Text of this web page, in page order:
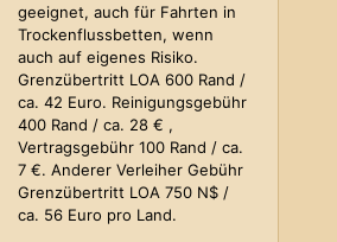
geeignet, auch für Fahrten in
Trockenflussbetten, wenn
auch auf eigenes Risiko.
Grenzübertritt LOA 600 Rand /
ca. 42 Euro. Reinigungsgebühr
400 Rand / ca. 28 € ,
Vertragsgebühr 100 Rand / ca.
7 €. Anderer Verleiher Gebühr
Grenzübertritt LOA 750 N$ /
ca. 56 Euro pro Land.